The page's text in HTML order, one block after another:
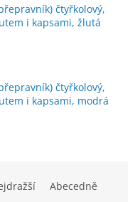
čtyřkolový,
i kapsami, žlutá
čtyřkolový,
i kapsami, modrá
Abecedně